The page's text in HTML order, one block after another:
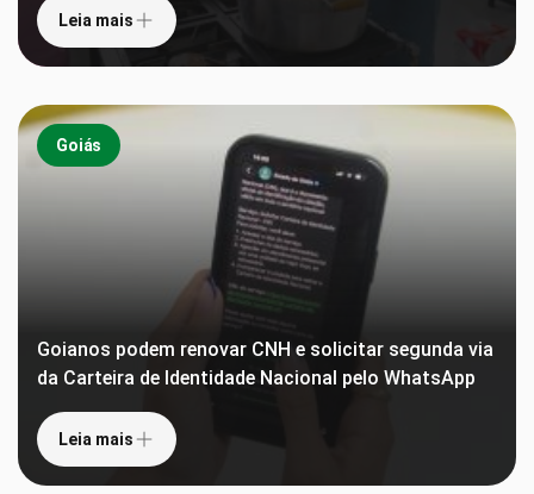
Leia mais
Goiás
Goianos podem renovar CNH e solicitar segunda via
da Carteira de Identidade Nacional pelo WhatsApp
Leia mais